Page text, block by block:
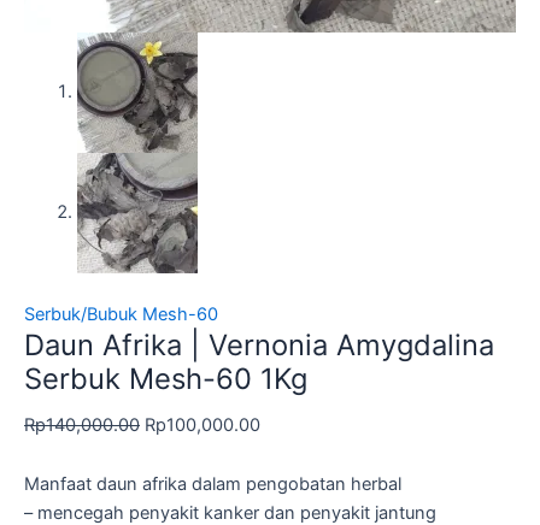
Serbuk/Bubuk Mesh-60
Daun Afrika | Vernonia Amygdalina
Serbuk Mesh-60 1Kg
Rp140,000.00 Rp100,000.00
Manfaat daun afrika dalam pengobatan herbal
– mencegah penyakit kanker dan penyakit jantung